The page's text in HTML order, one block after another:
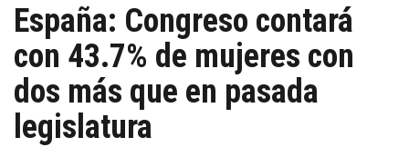
España: Congreso contará
con 43.7% de mujeres con
dos más que en pasada
legislatura